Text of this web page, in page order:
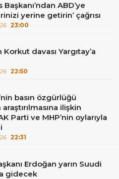
ABD’ye
yerine getirin’ çağrısı
23:00
davası Yargıtay’a
22:50
basın özgürlüğü
ilişkin
Parti ve MHP’nin oylarıyla
22:31
Erdoğan yarın Suudi
gidecek